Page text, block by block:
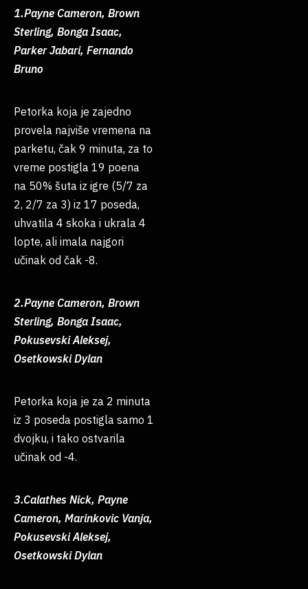
1.Payne Cameron, Brown
Sterling, Bonga Isaac,
Parker Jabari, Fernando
Bruno
Petorka koja je zajedno
provela najviše vremena na
parketu, čak 9 minuta, za to
vreme postigla 19 poena
na 50% šuta iz igre (5/7 za
2, 2/7 za 3) iz 17 poseda,
uhvatila 4 skoka i ukrala 4
lopte, ali imala najgori
učinak od čak -8.
2.Payne Cameron, Brown
Sterling, Bonga Isaac,
Pokusevski Aleksej,
Osetkowski Dylan
Petorka koja je za 2 minuta
iz 3 poseda postigla samo 1
dvojku, i tako ostvarila
učinak od -4.
3.Calathes Nick, Payne
Cameron, Marinkovic Vanja,
Pokusevski Aleksej,
Osetkowski Dylan